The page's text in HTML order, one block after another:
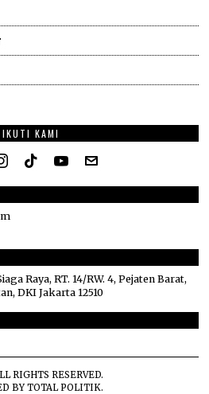
IKUTI KAMI
Raya, RT. 14/RW. 4, Pejaten Barat,
DKI Jakarta 12510
RIGHTS RESERVED.
BYTOTAL POLITIK.